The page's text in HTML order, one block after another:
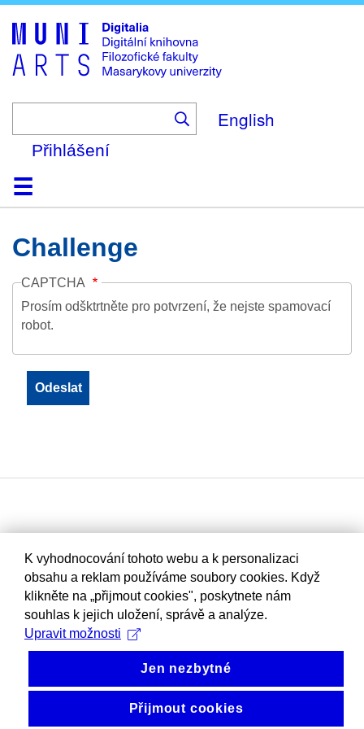
to
main
content
English
Přihlášení
DomůKolekce
Prohlížení
Vyhledávání
O platformě
Nápověda
KontaktDigitalia
Challenge
CAPTCHA
Prosím odšktrtněte pro potvrzení, že nejste spamovací
robot.
K vyhodnocování tohoto webu a k personalizaci
obsahu a reklam používáme soubory cookies. Když
klikněte na „přijmout cookies", poskytnete nám
souhlas k jejich uložení, správě a analýze.
Upravit možnosti
Jen nezbytné
Přijmout cookies